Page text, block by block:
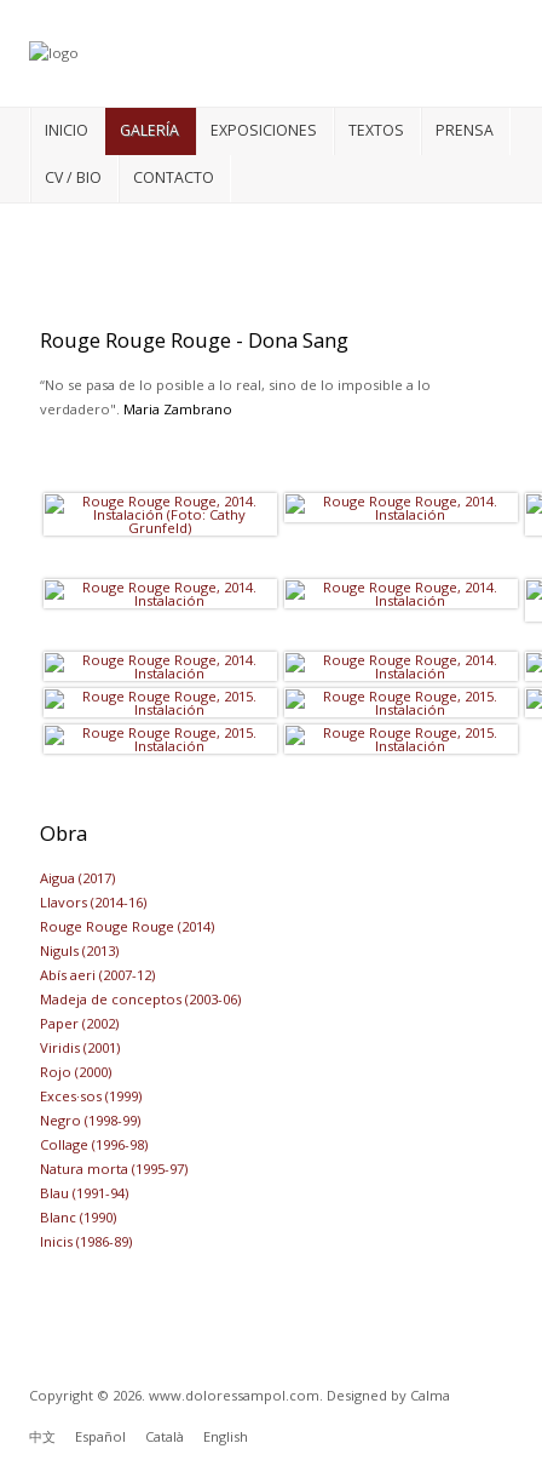
INICIO GALERÍA EXPOSICIONES TEXTOS PRENSA
CV / BIO CONTACTO
Rouge Rouge Rouge - Dona Sang
“No se pasa de lo posible a lo real, sino de lo imposible a lo
verdadero". Maria Zambrano
Obra
Aigua (2017)
Llavors (2014-16)
Rouge Rouge Rouge (2014)
Niguls (2013)
Abís aeri (2007-12)
Madeja de conceptos (2003-06)
Paper (2002)
Viridis (2001)
Rojo (2000)
Exces·sos (1999)
Negro (1998-99)
Collage (1996-98)
Natura morta (1995-97)
Blau (1991-94)
Blanc (1990)
Inicis (1986-89)
Copyright © 2026. www.doloressampol.com. Designed by Calma
中文 Español Català English